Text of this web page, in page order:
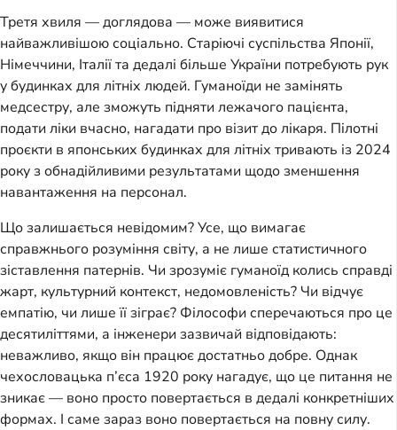
Третя хвиля — доглядова — може виявитися
найважливішою соціально. Старіючі суспільства Японії,
Німеччини, Італії та дедалі більше України потребують рук
у будинках для літніх людей. Гуманоїди не замінять
медсестру, але зможуть підняти лежачого пацієнта,
подати ліки вчасно, нагадати про візит до лікаря. Пілотні
проєкти в японських будинках для літніх тривають із 2024
року з обнадійливими результатами щодо зменшення
навантаження на персонал.
Що залишається невідомим? Усе, що вимагає
справжнього розуміння світу, а не лише статистичного
зіставлення патернів. Чи зрозуміє гуманоїд колись справді
жарт, культурний контекст, недомовленість? Чи відчує
емпатію, чи лише її зіграє? Філософи сперечаються про це
десятиліттями, а інженери зазвичай відповідають:
неважливо, якщо він працює достатньо добре. Однак
чехословацька п’єса 1920 року нагадує, що це питання не
зникає — воно просто повертається в дедалі конкретніших
формах. І саме зараз воно повертається на повну силу.